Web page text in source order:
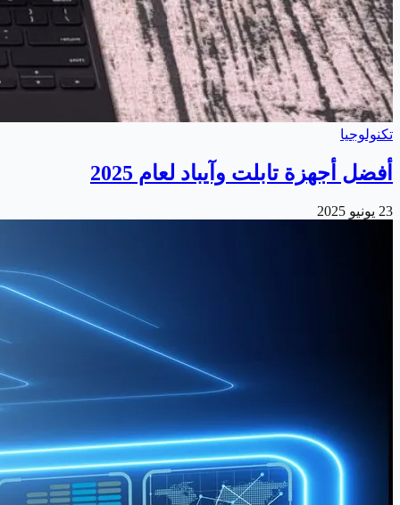
تكنولوجيا
أفضل أجهزة تابلت وآيباد لعام 2025
23 يونيو 2025